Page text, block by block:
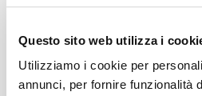
Questo sito web utilizza i
Utilizziamo i cookie per
annunci, per fornire funzionalità
A seguito
agosto, la
linea 825
torna regolare. ...